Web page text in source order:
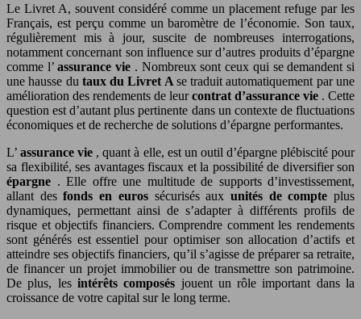
Le Livret A, souvent considéré comme un placement refuge par les
Français, est perçu comme un baromètre de l’économie. Son taux,
régulièrement mis à jour, suscite de nombreuses interrogations,
notamment concernant son influence sur d’autres produits d’épargne
comme l’assurance vie . Nombreux sont ceux qui se demandent si
une hausse du taux du Livret A se traduit automatiquement par une
amélioration des rendements de leurcontrat d’assurance vie . Cette
question est d’autant plus pertinente dans un contexte de fluctuations
économiques et de recherche de solutions d’épargne performantes.
L’assurance vie , quant à elle, est un outil d’épargne plébiscité pour
sa flexibilité, ses avantages fiscaux et la possibilité de diversifier son
épargne . Elle offre une multitude de supports d’investissement,
allant desfonds en euros sécurisés aux unités de compteplus
dynamiques, permettant ainsi de s’adapter à différents profils de
risque et objectifs financiers. Comprendre comment les rendements
sont générés est essentiel pour optimiser son allocation d’actifs et
atteindre ses objectifs financiers, qu’il s’agisse de préparer sa retraite,
de financer un projet immobilier ou de transmettre son patrimoine.
De plus, les intérêts composés jouent un rôle important dans la
croissance de votre capital sur le long terme.